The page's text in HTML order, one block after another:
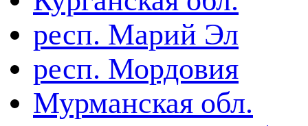
респ. Марий Эл
респ. Мордовия
Мурманская обл.